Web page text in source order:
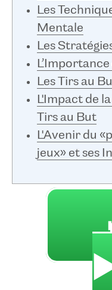
Les
Mentale
Les
Les Tirs au
L'Impact de
Tirs au But
L'Avenir du
jeux» et ses